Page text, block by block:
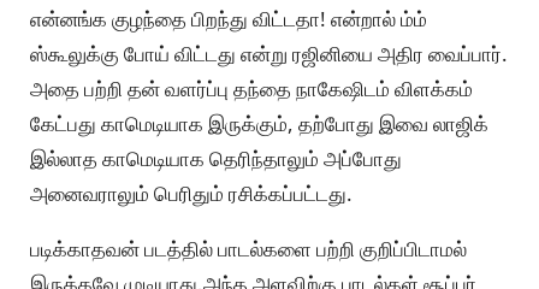
என்னங்க குழந்தை பிறந்து விட்டதா! என்றால் ம்ம்
ஸ்கூலுக்கு போய் விட்டது என்று ரஜினியை அதிர வைப்பார்.
அதை பற்றி தன் வளர்ப்பு தந்தை நாகேஷிடம் விளக்கம்
கேட்பது காமெடியாக இருக்கும், தற்போது இவை லாஜிக்
இல்லாத காமெடியாக தெரிந்தாலும் அப்போது
அனைவராலும் பெரிதும் ரசிக்கப்பட்டது.
படிக்காதவன் படத்தில் பாடல்களை பற்றி குறிப்பிடாமல்
இருக்கவே முடியாது,அந்த அளவிற்கு பாடல்கள் சூப்பர்